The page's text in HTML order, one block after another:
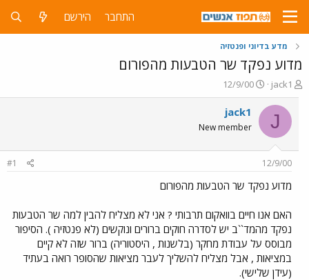
התחבר הירשם
מדע בדיוני ופנטזיה
מדוע נפקד שר הטבעות מהפורום
פ
ו
ת
ח
ה
ו
ש
א
jack1
פ
ו
ר
ם
ר
י
12/9/00
J
jack1
New member
12/9/00
#1
מדוע נפקד שר הטבעות מהפורום
האם אנו חיים בוואקום תרבותי ? אני לא מצליח להבין למה שר הטבעות
נפקד מהמד``ב יש לסדרה חוקים ברורים ונוקשים (לא פנטזיה ). הסיפור
מבוסס על עבודת מחקר (בלשנות , היסטוריה) ברור שזה לא קיים
במציאות , אבל מצליח להשליך לעבר מציאות שהסופר רואה בעתיד
(עידן שלישי).